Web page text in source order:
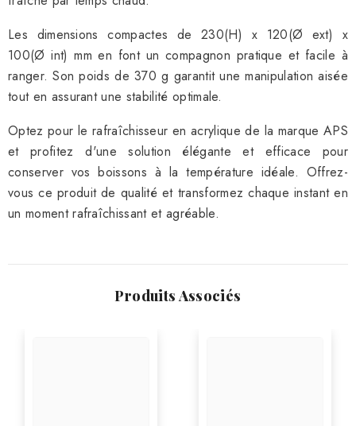
Les dimensions compactes de 230(H) x 120(Ø ext) x
100(Ø int) mm en font un compagnon pratique et facile à
ranger. Son poids de 370 g garantit une manipulation aisée
tout en assurant une stabilité optimale.
Optez pour le rafraîchisseur en acrylique de la marque APS
et profitez d'une solution élégante et efficace pour
conserver vos boissons à la température idéale. Offrez-
vous ce produit de qualité et transformez chaque instant en
un moment rafraîchissant et agréable.
Produits Associés